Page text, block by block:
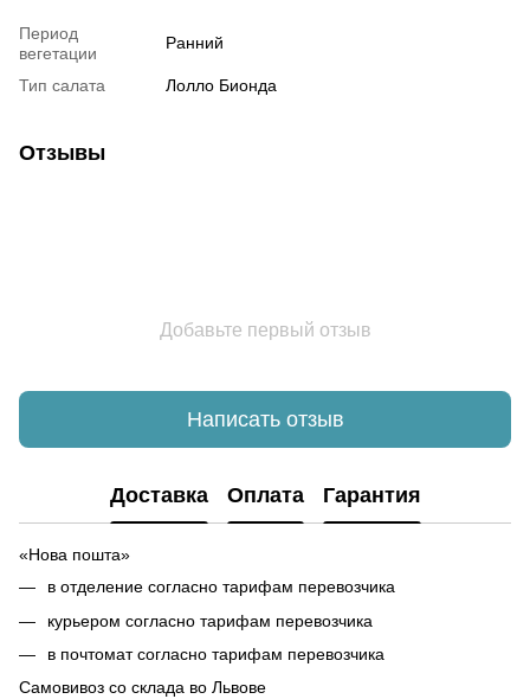
Период
вегетации
Ранний
Тип салата Лолло Бионда
Отзывы
Добавьте первый отзыв
Написать отзыв
Доставка Оплата Гарантия
«Нова пошта»
в отделение согласно тарифам перевозчика
курьером согласно тарифам перевозчика
в почтомат согласно тарифам перевозчика
Самовивоз со склада во Львове